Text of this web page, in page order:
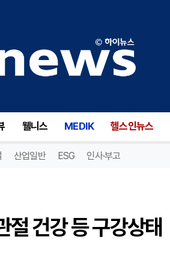
웰니스 MEDIK 헬스인뉴스
산업일반 ESG 인사·부고
건강 등 구강상태